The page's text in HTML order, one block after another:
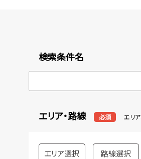
検索条件名
エリア・路線 必須 エリ
エリア選択 路線選択